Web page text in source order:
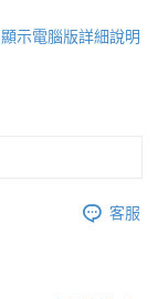
顯示電腦版詳細說明
客服